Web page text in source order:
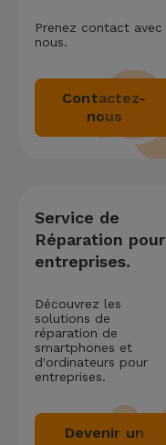
Prenez contact avec
nous.
Contactez-
nous
Service de
Réparation pour
entreprises.
Découvrez les
solutions de
réparation de
smartphones et
d'ordinateurs pour
entreprises.
Devenir un